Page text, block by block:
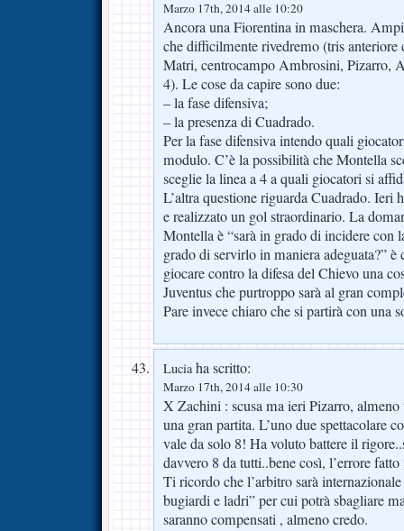
Marzo 17th, 2014 alle 10:20
Ancora una Fiorentina in maschera.
che difficilmente rivedremo (tris anteriore
Matri, centrocampo Ambrosini, Pizarro,
4). Le cose da capire sono due:
– la fase difensiva;
– la presenza di Cuadrado.
Per la fase difensiva intendo quali
modulo. C’è la possibilità che Montella
sceglie la linea a 4 a quali giocatori si
L’altra questione riguarda Cuadrado. Ieri
e realizzato un gol straordinario. La
Montella è “sarà in grado di incidere con
grado di servirlo in maniera adeguata?” è
giocare contro la difesa del Chievo una
Juventus che purtroppo sarà al gran
Pare invece chiaro che si partirà con una
Luciaha scritto:
Marzo 17th, 2014 alle 10:30
X Zachini : scusa ma ieri Pizarro,
una gran partita. L’uno due spettacolare
vale da solo 8! Ha voluto battere il
davvero 8 da tutti..bene così, l’errore
Ti ricordo che l’arbitro sarà
bugiardi e ladri” per cui potrà sbagliare
saranno compensati , almeno credo.